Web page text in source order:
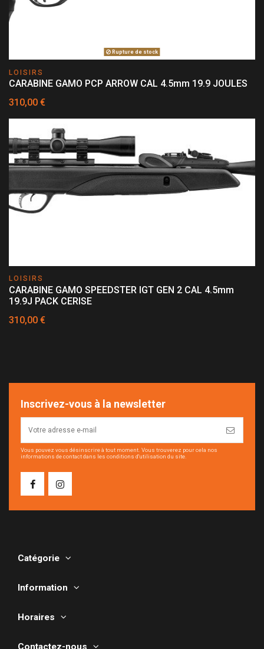
Rupture de stock
LOISIRS
CARABINE GAMO PCP ARROW CAL 4.5mm 19.9 JOULES
310,00 €
LOISIRS
CARABINE GAMO SPEEDSTER IGT GEN 2 CAL 4.5mm
19.9J PACK CERISE
310,00 €
Inscrivez-vous à la newsletter
Vous pouvez vous désinscrire à tout moment. Vous trouverez pour cela nos
informations de contact dans les conditions d'utilisation du site.
Catégorie
Information
Horaires
Contactez-nous